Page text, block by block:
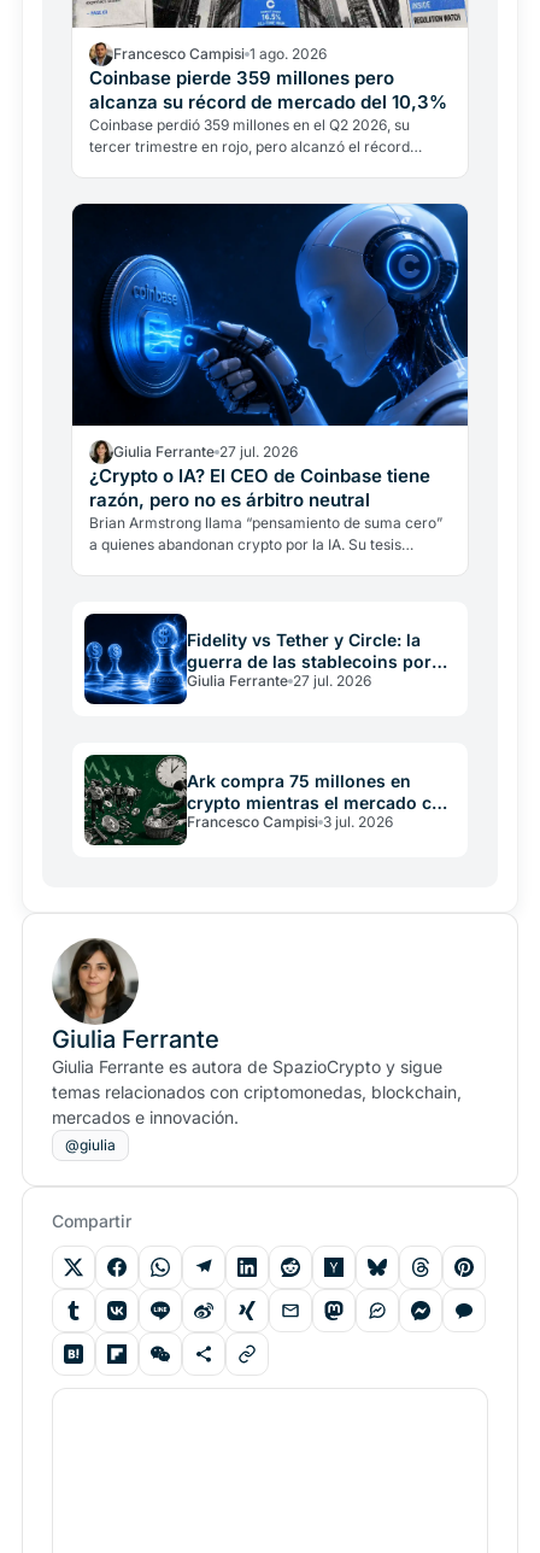
Francesco Campisi 1 ago. 2026
Coinbase pierde 359 millones pero
alcanza su récord de mercado del 10,3%
Coinbase perdió 359 millones en el Q2 2026, su
tercer trimestre en rojo, pero alcanzó el récord
Giulia Ferrante 27 jul. 2026
¿Crypto o IA? El CEO de Coinbase tiene
razón, pero no es árbitro neutral
Brian Armstrong llama “pensamiento de suma cero”
a quienes abandonan crypto por la IA. Su tesis
Fidelity vs Tether y Circle: la
guerra de las stablecoins por
297.000 millones
Giulia Ferrante 27 jul. 2026
Ark compra 75 millones en
crypto mientras el mercado caía
en junio
Francesco Campisi 3 jul. 2026
Giulia Ferrante
Giulia Ferrante es autora de SpazioCrypto y sigue
temas relacionados con criptomonedas, blockchain,
mercados e innovación.
@giulia
Compartir